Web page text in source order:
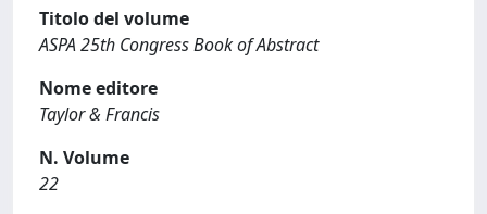
Titolo del volume
ASPA 25th Congress Book of Abstract
Nome editore
Taylor & Francis
N. Volume
22